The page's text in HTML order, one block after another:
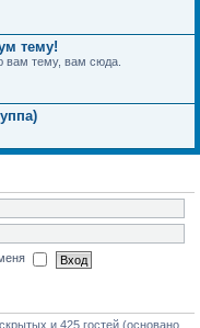
тему!
вам тему, вам сюда.
и 425 гостей (основано